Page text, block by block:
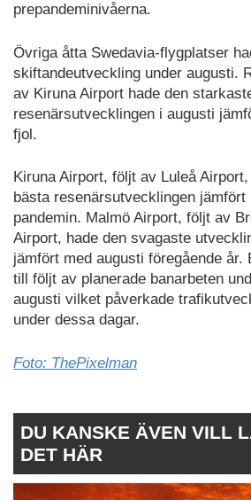
prepandeminivåerna.
Övriga åtta Swedavia-flygplatser
skiftandeutveckling under augusti.
av Kiruna Airport hade den
resenärsutvecklingen i augusti
fjol.
Kiruna Airport, följt av Luleå
bästa resenärsutvecklingen jämfört
pandemin. Malmö Airport, följt av
Airport, hade den svagaste
jämfört med augusti föregående år.
till följt av planerade banarbeten
augusti vilket påverkade
under dessa dagar.
Foto: ThePixelman
DU KANSKE ÄVEN VILL
DET HÄR